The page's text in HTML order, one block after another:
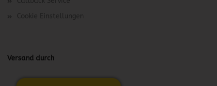
Cookie Einstellungen
Versand durch